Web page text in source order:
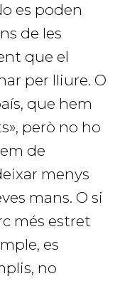
es poden
de les
que el
per lliure. O
que hem
però no ho
de
menys
mans. O si
més estret
es
no